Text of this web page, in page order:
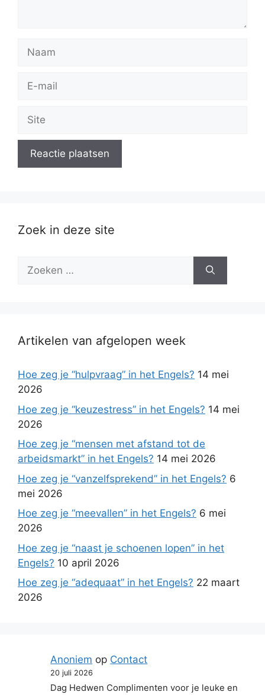
Naam
Site
Zoek in deze site
Zoek
Artikelen van afgelopen week
Hoe zeg je “hulpvraag” in het Engels? 14 mei
2026
Hoe zeg je “keuzestress” in het Engels? 14 mei
2026
Hoe zeg je “mensen met afstand tot de
arbeidsmarkt” in het Engels? 14 mei 2026
Hoe zeg je “vanzelfsprekend” in het Engels? 6
mei 2026
Hoe zeg je “meevallen” in het Engels? 6 mei
2026
Hoe zeg je “naast je schoenen lopen” in het
Engels? 10 april 2026
Hoe zeg je “adequaat” in het Engels? 22 maart
2026
Anoniem op Contact
20 juli 2026
Dag Hedwen Complimenten voor je leuke en